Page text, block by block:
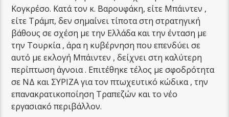
Κογκρέσο. Κατά τον κ. Βαρουφάκη, είτε Μπάιντεν ,
είτε Τράμπ, δεν σημαίνει τίποτα στη στρατηγική
βάθους σε σχέση με την Ελλάδα και την ένταση με
την Τουρκία , άρα η κυβέρνηση που επενδύει σε
αυτό με εκλογή Μπάιντεν , δείχνει στη καλύτερη
περίπτωση άγνοια . Επιτέθηκε τέλος με σφοδρότητα
σε ΝΔ και ΣΥΡΙΖΑ για τον πτωχευτικό κώδικα , την
επανακρατικοποίηση Τραπεζών και το νέο
εργασιακό περιβάλλον.